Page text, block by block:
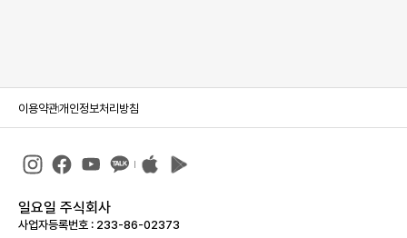
이용약관개인정보처리방침
일요일 주식회사
사업자등록번호 : 233-86-023­73